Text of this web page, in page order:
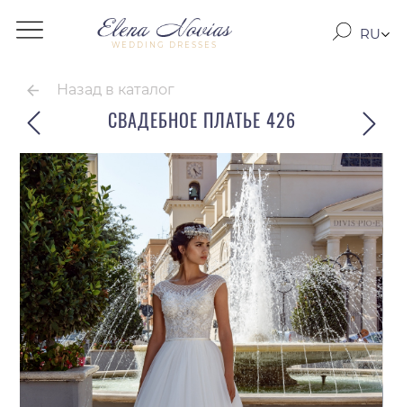
WEDDING DRESSES
RU
Назад в каталог
СВАДЕБНОЕ ПЛАТЬЕ 426